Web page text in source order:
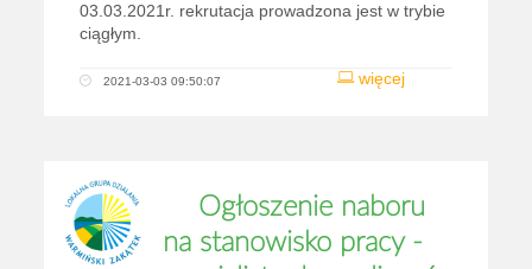
03.03.2021r. rekrutacja prowadzona jest w trybie
ciągłym.
więcej
2021-03-03 09:50:07
Ogłoszenie naboru
na stanowisko pracy -